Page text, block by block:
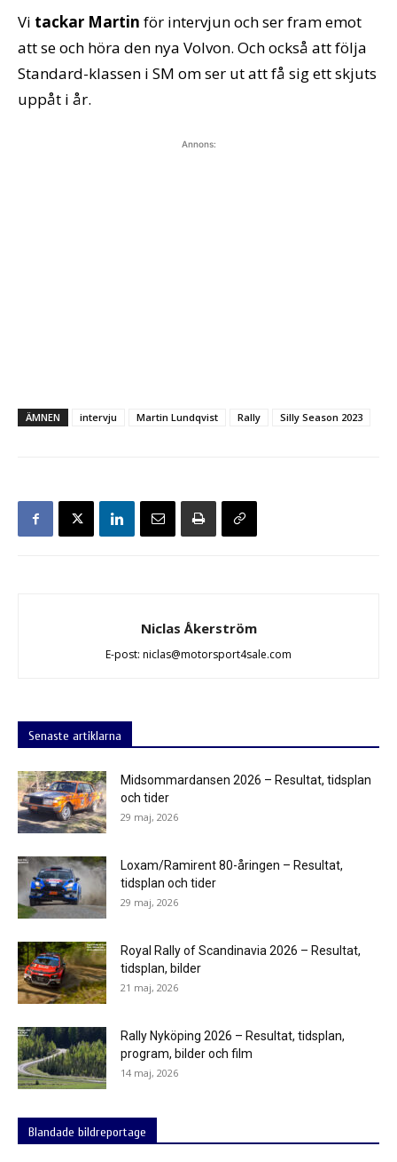
Vi tackar Martin för intervjun och ser fram emot
att se och höra den nya Volvon. Och också att följa
Standard-klassen i SM om ser ut att få sig ett skjuts
uppåt i år.
Annons:
ÄMNEN intervju Martin Lundqvist Rally Silly Season 2023
Niclas Åkerström
E-post: niclas@motorsport4sale.com
Senaste artiklarna
Midsommardansen 2026 – Resultat, tidsplan
och tider
29 maj, 2026
Loxam/Ramirent 80-åringen – Resultat,
tidsplan och tider
29 maj, 2026
Royal Rally of Scandinavia 2026 – Resultat,
tidsplan, bilder
21 maj, 2026
Rally Nyköping 2026 – Resultat, tidsplan,
program, bilder och film
14 maj, 2026
Blandade bildreportage